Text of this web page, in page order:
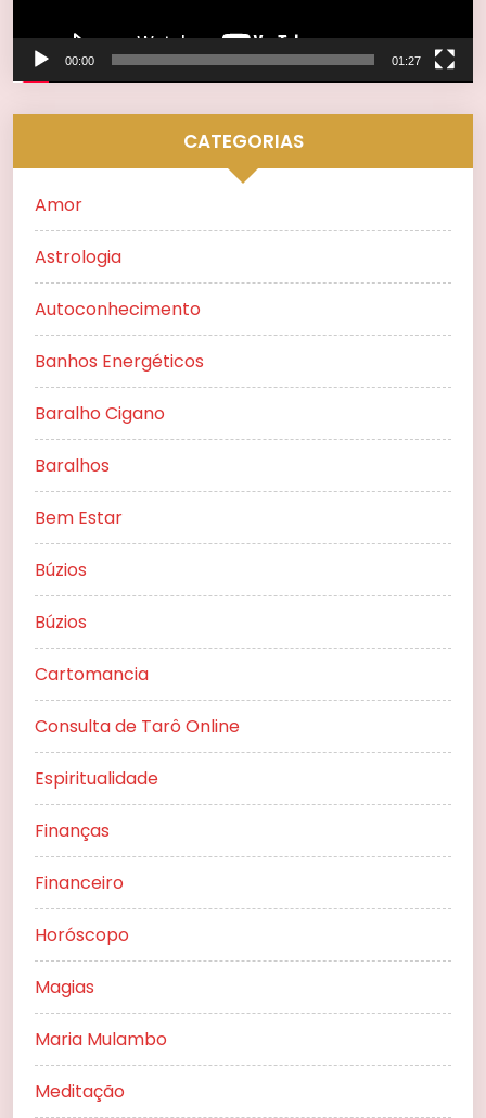
00:00 01:27
CATEGORIAS
Amor
Astrologia
Autoconhecimento
Banhos Energéticos
Baralho Cigano
Baralhos
Bem Estar
Búzios
Búzios
Cartomancia
Consulta de Tarô Online
Espiritualidade
Finanças
Financeiro
Horóscopo
Magias
Maria Mulambo
Meditação